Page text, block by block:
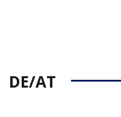
DE/AT